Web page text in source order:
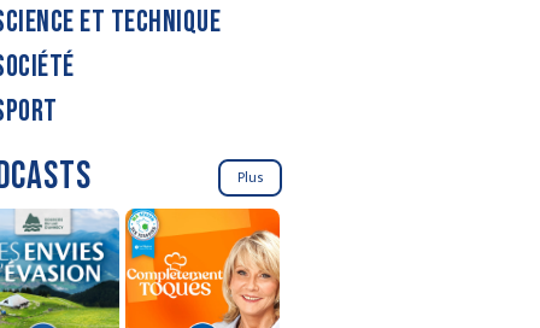
ET TECHNIQUE
Plus